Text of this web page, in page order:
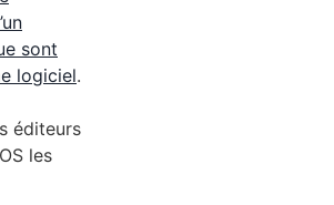
sont
logiciel.
éditeurs
les